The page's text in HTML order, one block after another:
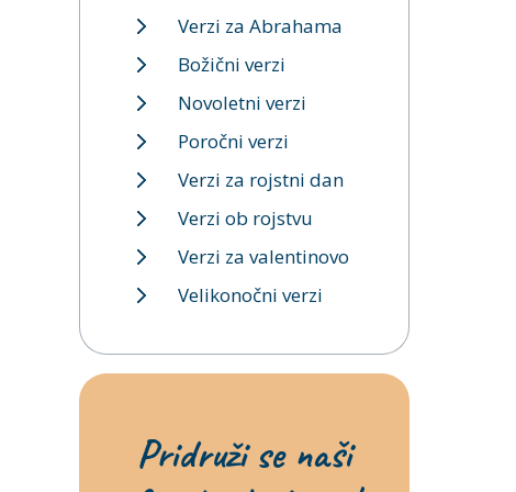
Verzi za Abrahama
Božični verzi
Novoletni verzi
Poročni verzi
Verzi za rojstni dan
Verzi ob rojstvu
Verzi za valentinovo
Velikonočni verzi
Pridruži se naši